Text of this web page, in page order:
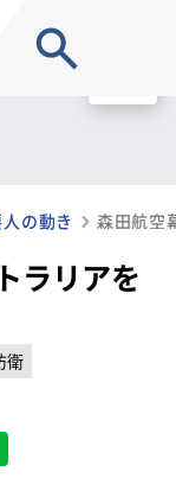
の動き
ラリアを
衛